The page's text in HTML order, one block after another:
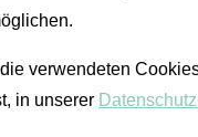
verwendeten
in unserer